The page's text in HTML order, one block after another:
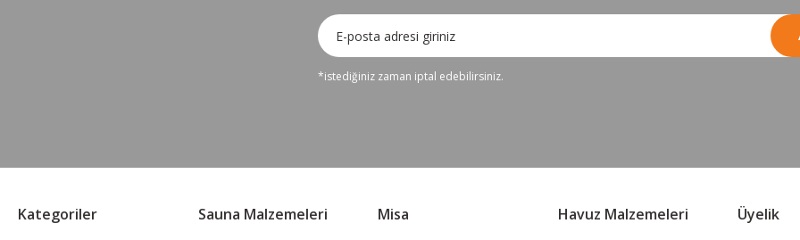
*istediğiniz zaman iptal edebilirsiniz.
Kategoriler Sauna Malzemeleri Misa Havuz Malzemeleri Üyelik